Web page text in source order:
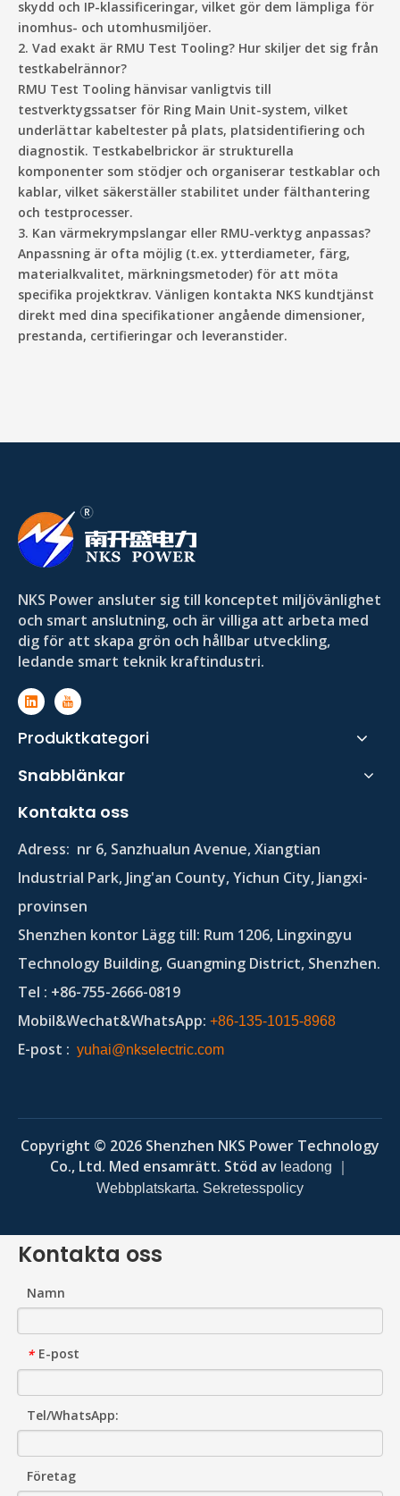
skydd och IP-klassificeringar, vilket gör dem lämpliga för
inomhus- och utomhusmiljöer.
2. Vad exakt är RMU Test Tooling? Hur skiljer det sig från
testkabelrännor?
RMU Test Tooling hänvisar vanligtvis till
testverktygssatser för Ring Main Unit-system, vilket
underlättar kabeltester på plats, platsidentifiering och
diagnostik. Testkabelbrickor är strukturella
komponenter som stödjer och organiserar testkablar och
kablar, vilket säkerställer stabilitet under fälthantering
och testprocesser.
3. Kan värmekrympslangar eller RMU-verktyg anpassas?
Anpassning är ofta möjlig (t.ex. ytterdiameter, färg,
materialkvalitet, märkningsmetoder) för att möta
specifika projektkrav. Vänligen kontakta NKS kundtjänst
direkt med dina specifikationer angående dimensioner,
prestanda, certifieringar och leveranstider.
NKS Power ansluter sig till konceptet miljövänlighet
och smart anslutning, och är villiga att arbeta med
dig för att skapa grön och hållbar utveckling,
ledande smart teknik kraftindustri.
Produktkategori
Snabblänkar
Kontakta oss
Adress: nr 6, Sanzhualun Avenue, Xiangtian
Industrial Park, Jing'an County, Yichun City, Jiangxi-
provinsen
Shenzhen kontor Lägg till: Rum 1206, Lingxingyu
Technology Building, Guangming District, Shenzhen.
Tel : +86-755-2666-0819
Mobil&Wechat&WhatsApp: +86-135-1015-8968
E-post : yuhai@nkselectric.com
Copyright © 2026 Shenzhen NKS Power Technology
Co., Ltd. Med ensamrätt. Stöd av leadong ｜
Webbplatskarta. Sekretesspolicy
Kontakta oss
Namn
* E-post
Tel/WhatsApp:
Företag